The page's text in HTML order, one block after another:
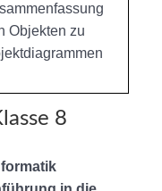
Objekten zu
8